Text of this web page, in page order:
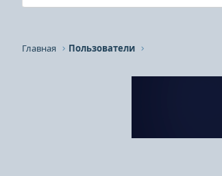
Главная Пользователи